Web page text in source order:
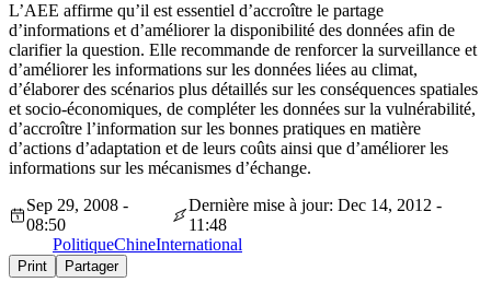
L’AEE affirme qu’il est essentiel d’accroître le partage
d’informations et d’améliorer la disponibilité des données afin de
clarifier la question. Elle recommande de renforcer la surveillance et
d’améliorer les informations sur les données liées au climat,
d’élaborer des scénarios plus détaillés sur les conséquences spatiales
et socio-économiques, de compléter les données sur la vulnérabilité,
d’accroître l’information sur les bonnes pratiques en matière
d’actions d’adaptation et de leurs coûts ainsi que d’améliorer les
informations sur les mécanismes d’échange.
Sep 29, 2008 -
08:50
Dernière mise à jour: Dec 14, 2012 -
11:48
PolitiqueChineInternational
Print Partager